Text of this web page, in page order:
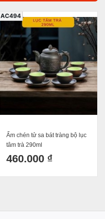
Ấm chén tử sa Bát Tràng dáng
liên hoa dung tích 450ml
540.000 ₫
AC551